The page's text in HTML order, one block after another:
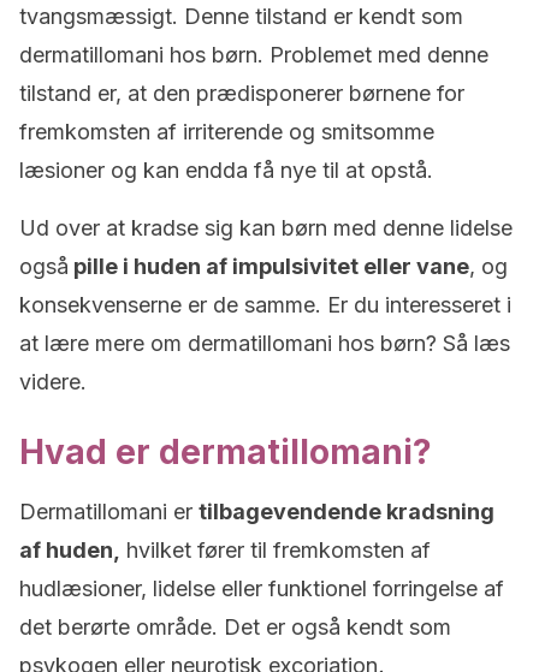
tvangsmæssigt. Denne tilstand er kendt som
dermatillomani hos børn. Problemet med denne
tilstand er, at den prædisponerer børnene for
fremkomsten af irriterende og smitsomme
læsioner og kan endda få nye til at opstå.
Ud over at kradse sig kan børn med denne lidelse
også pille i huden af impulsivitet eller vane, og
konsekvenserne er de samme. Er du interesseret i
at lære mere om dermatillomani hos børn? Så læs
videre.
Hvad er dermatillomani?
Dermatillomani er tilbagevendende kradsning
af huden,
hvilket fører til fremkomsten af
hudlæsioner, lidelse eller funktionel forringelse af
det berørte område. Det er også kendt som
psykogen eller neurotisk excoriation.